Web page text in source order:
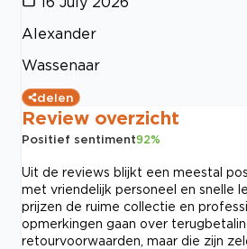
Alexander
Wassenaar
delen
Review overzicht
Positief sentiment92%
Uit de reviews blijkt een meestal
met vriendelijk personeel en snelle
prijzen de ruime collectie en
opmerkingen gaan over
retourvoorwaarden, maar die zijn